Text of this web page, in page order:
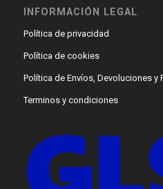
INFORMACIÓN LEGAL
Política de privacidad
Política de cookies
Política de Envíos, Devoluciones y
Terminos y condiciones